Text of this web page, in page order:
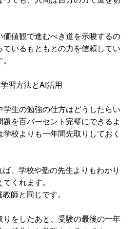
値観で進むべき道を示唆するの
いるもともとの力を信頼してい
習方法とAI活用
生の勉強の仕方はどうしたらい
を百パーセント完璧にできるよ
校よりも一年間先取りしておく
、学校や塾の先生よりもわかり
くれます。
師と同じです。
をしたあと、受験の最後の一年